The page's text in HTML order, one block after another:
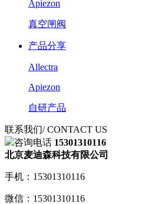
Apiezon
真空闸阀
产品分享
Allectra
Apiezon
自研产品
联系我们/ CONTACT US
咨询电话 15301310116
北京麦迪森科技有限公司
手机：15301310116
微信：15301310116